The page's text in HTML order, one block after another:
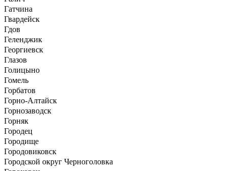
Гатчина
Гвардейск
Гдов
Геленджик
Георгиевск
Глазов
Голицыно
Гомель
Горбатов
Горно-Алтайск
Горнозаводск
Горняк
Городец
Городище
Городовиковск
Городской округ Черноголовка